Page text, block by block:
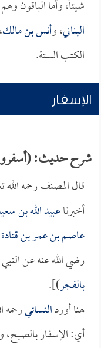
شيئاً، وأما الباقون وهم
البناني، وأنس بن مالك
الكتب الستة.
الإسفار
شرح حديث:
قال المصنف رحمه
أخبرناعبيد الله بن
عاصم بن عمر بن قتادة
رضي الله عنه عن
بالفجر)].
هنا أوردالنسائيرحمه
أي: الإسفار